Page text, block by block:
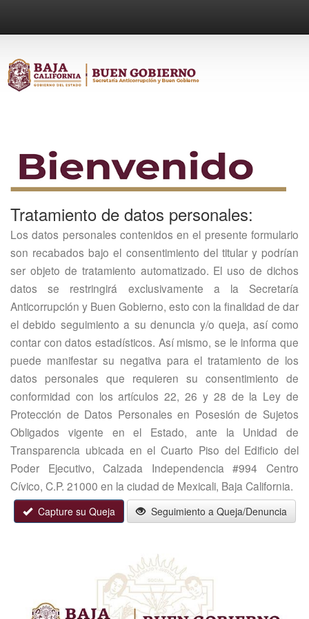
Tratamiento de datos personales:
Los datos personales contenidos en el presente formulario
son recabados bajo el consentimiento del titular y podrían
ser objeto de tratamiento automatizado. El uso de dichos
datos se restringirá exclusivamente a la Secretaría
Anticorrupción y Buen Gobierno, esto con la finalidad de dar
el debido seguimiento a su denuncia y/o queja, así como
contar con datos estadísticos. Así mismo, se le informa que
puede manifestar su negativa para el tratamiento de los
datos personales que requieren su consentimiento de
conformidad con los artículos 22, 26 y 28 de la Ley de
Protección de Datos Personales en Posesión de Sujetos
Obligados vigente en el Estado, ante la Unidad de
Transparencia ubicada en el Cuarto Piso del Edificio del
Poder Ejecutivo, Calzada Independencia #994 Centro
Cívico, C.P. 21000 en la ciudad de Mexicali, Baja California.
Capture su Queja Seguimiento a Queja/Denuncia